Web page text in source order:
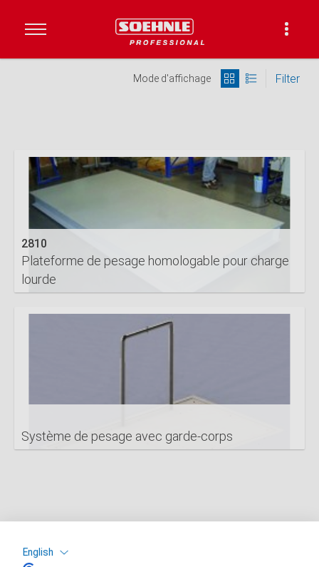
Mode d'affichage Filter
2810
Plateforme de pesage homologable pour charge
lourde
Système de pesage avec garde-corps
English